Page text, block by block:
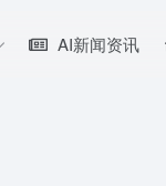
AI新闻资讯